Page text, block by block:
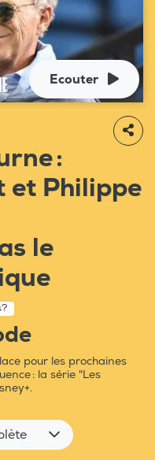
Ecouter
:
et Philippe
le
pour les prochaines
: la série "Les